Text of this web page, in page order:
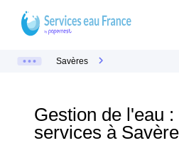
Savères
Gestion de l'eau :
services à